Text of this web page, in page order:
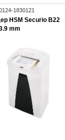
1830121
HSM Securio B22
mm